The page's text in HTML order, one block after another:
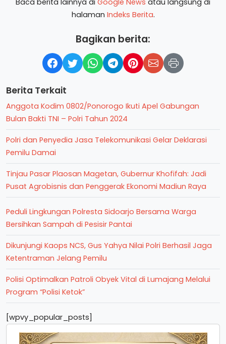
Baca berita lainnya di Google News atau langsung di
halaman Indeks Berita.
Bagikan berita:
Berita Terkait
Anggota Kodim 0802/Ponorogo Ikuti Apel Gabungan
Bulan Bakti TNI – Polri Tahun 2024
Polri dan Penyedia Jasa Telekomunikasi Gelar Deklarasi
Pemilu Damai
Tinjau Pasar Plaosan Magetan, Gubernur Khofifah: Jadi
Pusat Agrobisnis dan Penggerak Ekonomi Madiun Raya
Peduli Lingkungan Polresta Sidoarjo Bersama Warga
Bersihkan Sampah di Pesisir Pantai
Dikunjungi Kaops NCS, Gus Yahya Nilai Polri Berhasil Jaga
Ketentraman Jelang Pemilu
Polisi Optimalkan Patroli Obyek Vital di Lumajang Melalui
Program “Polisi Ketok”
[wpvy_popular_posts]